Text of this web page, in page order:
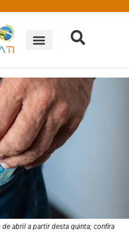
abril a partir desta quinta; confira